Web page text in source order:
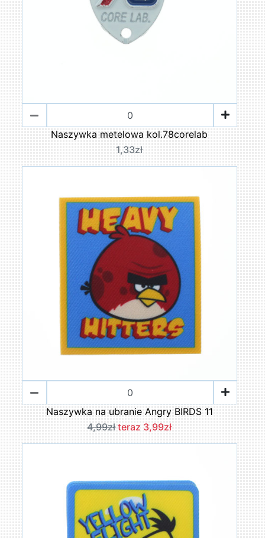
Naszywka metelowa kol.78corelab
1,33zł
Naszywka na ubranie Angry BIRDS 11
4,99zł teraz 3,99zł